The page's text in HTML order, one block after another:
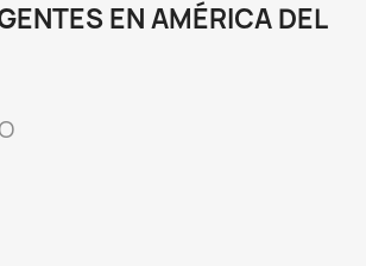
EN AMÉRICA DEL